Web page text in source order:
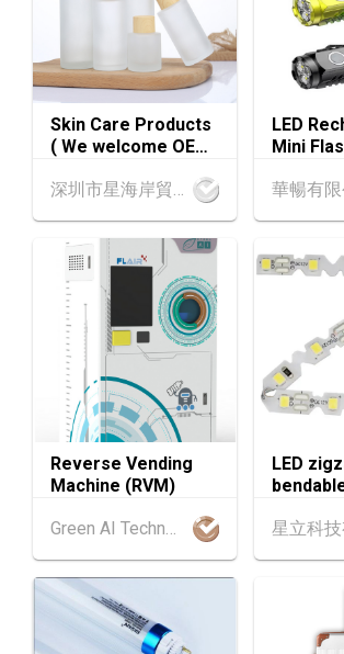
AUG
13.08.2026 - 17.08.2026
香港貿發局美食博覽 2026 (香港
13-17
AUG
香港
13.08.2026 - 17.08.2026
香港貿發局家電‧家居‧博覽 2026
13-17
AUG
13.08.2026 - 17.08.2026
香港貿發局美與健生活博覽 2026
覽中心)
25-27
AUG
中國內地
25.08.2026 -
中國國際紡織⾯料及輔料（秋冬
6年8月25至27日)
26
AUG
香港
26.08.2026
「中小企資援組」網絡研討會系
持・中小企出海攻略 -【一人公司
動觸達全球
1-5
香港
01.09.2026 - 05.09.2026
國際名表薈萃 2026 (香港會議展
1-5
香港貿發局香港鐘表展 2026 (香
心)
Skin Care Products
( We welcome OEM
深圳市星海岸貿易有限公司
LED
Mini
華暢有限
Reverse Vending
Machine (RVM)
LED